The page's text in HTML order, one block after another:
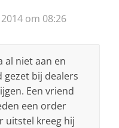
om 08:26
al niet aan en
gezet bij dealers
Een vriend
een order
uitstel kreeg hij